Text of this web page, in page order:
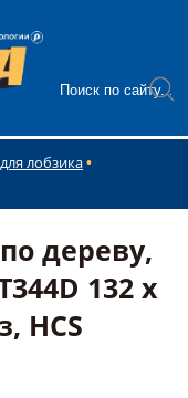
лобзика
дереву,
132 х
HCS